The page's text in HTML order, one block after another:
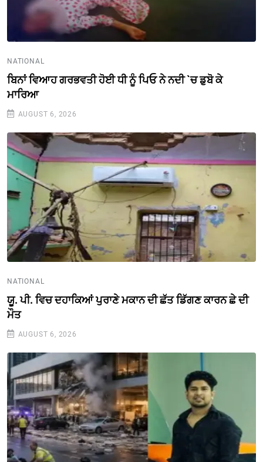
NATIONAL
ਬਿਨਾਂ ਵਿਆਹ ਗਰਭਵਤੀ ਹੋਈ ਧੀ ਨੂੰ ਪਿਓ ਨੇ ਨਦੀ `ਚ ਡੁਬੋ ਕੇ
ਮਾਰਿਆ
AUGUST 6, 2026
NATIONAL
ਯੂ. ਪੀ. ਵਿਚ ਦਹਾਕਿਆਂ ਪੁਰਾਣੇ ਮਕਾਨ ਦੀ ਛੱਤ ਡਿੱਗਣ ਕਾਰਨ ਛੇ ਦੀ
ਮੌਤ
AUGUST 6, 2026